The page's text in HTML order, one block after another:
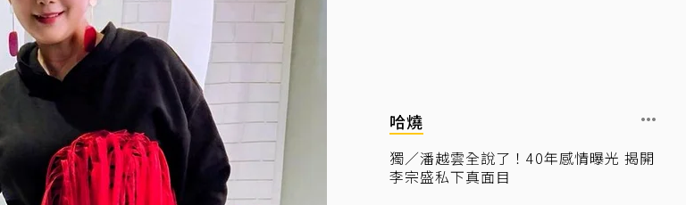
哈燒
獨／潘越雲全說了！40年感情曝光 揭開
李宗盛私下真面目